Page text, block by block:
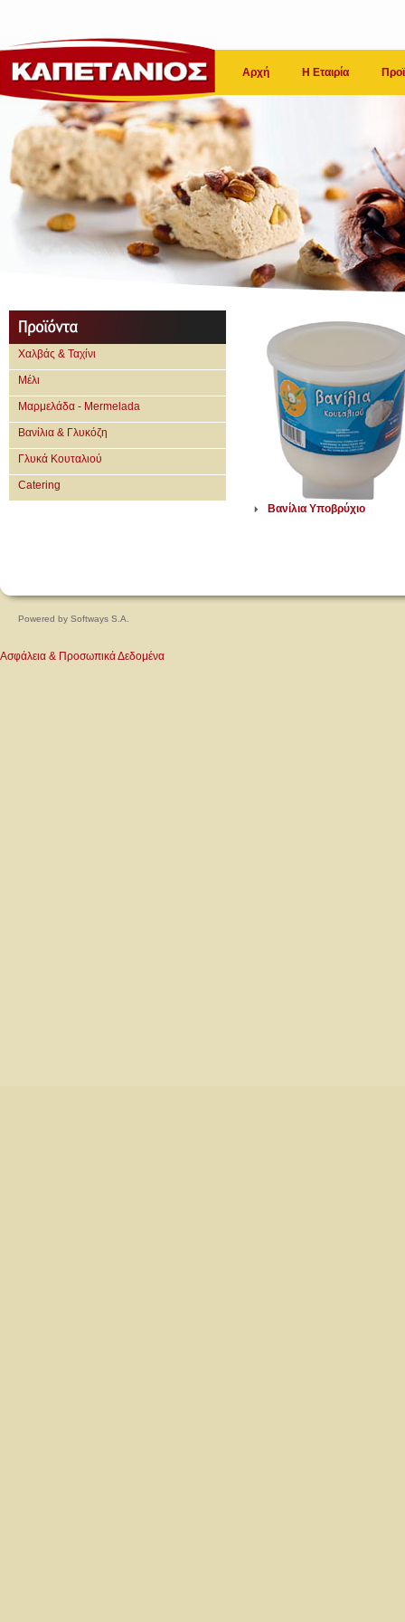
Αρχή Η Εταιρία
Χαλβάς & Ταχίνι
Μέλι
Μαρμελάδα - Mermelada
Βανίλια & Γλυκόζη
Γλυκά Κουταλιού
Catering
Βανίλια Υποβρύχιο
Powered by Softways S.A.
Ασφάλεια & Προσωπικά Δεδομένα